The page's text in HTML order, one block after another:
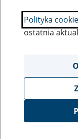
SZUKAJ
Ukryj
Polityka
ostatnia